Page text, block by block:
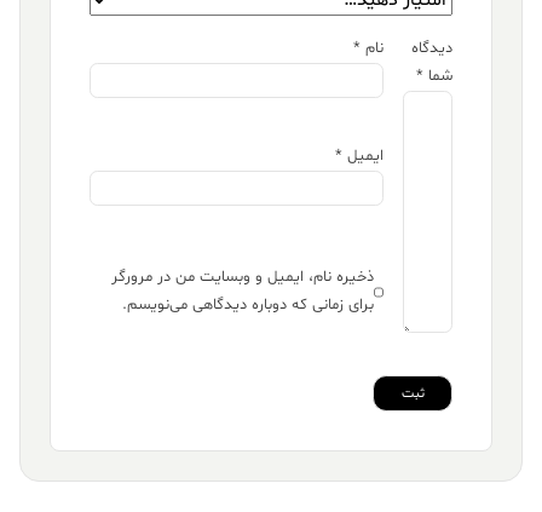
دیدگاه
شما *
نام *
ایمیل *
ذخیره نام، ایمیل و وبسایت من در مرورگر
برای زمانی که دوباره دیدگاهی می‌نویسم.